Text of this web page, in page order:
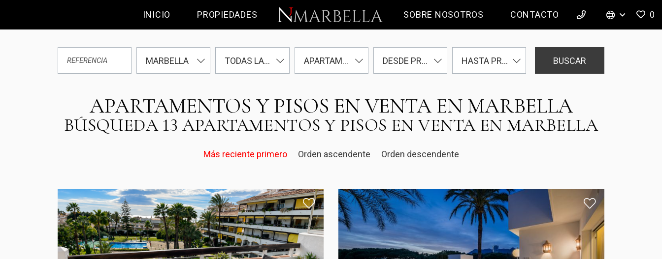
0
INICIO PROPIEDADES SOBRE NOSOTROS CONTACTO
MARBELLA TODAS LAS ÁREAS APARTAMENTOS Y PISOS DESDE PRECIO HASTA PRECIO BUSCAR
APARTAMENTOS Y PISOS EN VENTA EN MARBELLA
BÚSQUEDA 13 APARTAMENTOS Y PISOS EN VENTA EN MARBELLA
Más reciente primero Orden ascendente Orden descendente